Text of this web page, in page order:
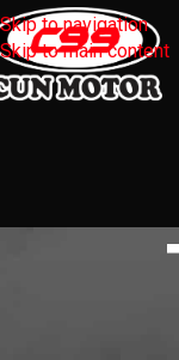
Skip to navigation
Skip to main content